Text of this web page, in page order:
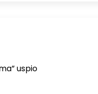
uspio